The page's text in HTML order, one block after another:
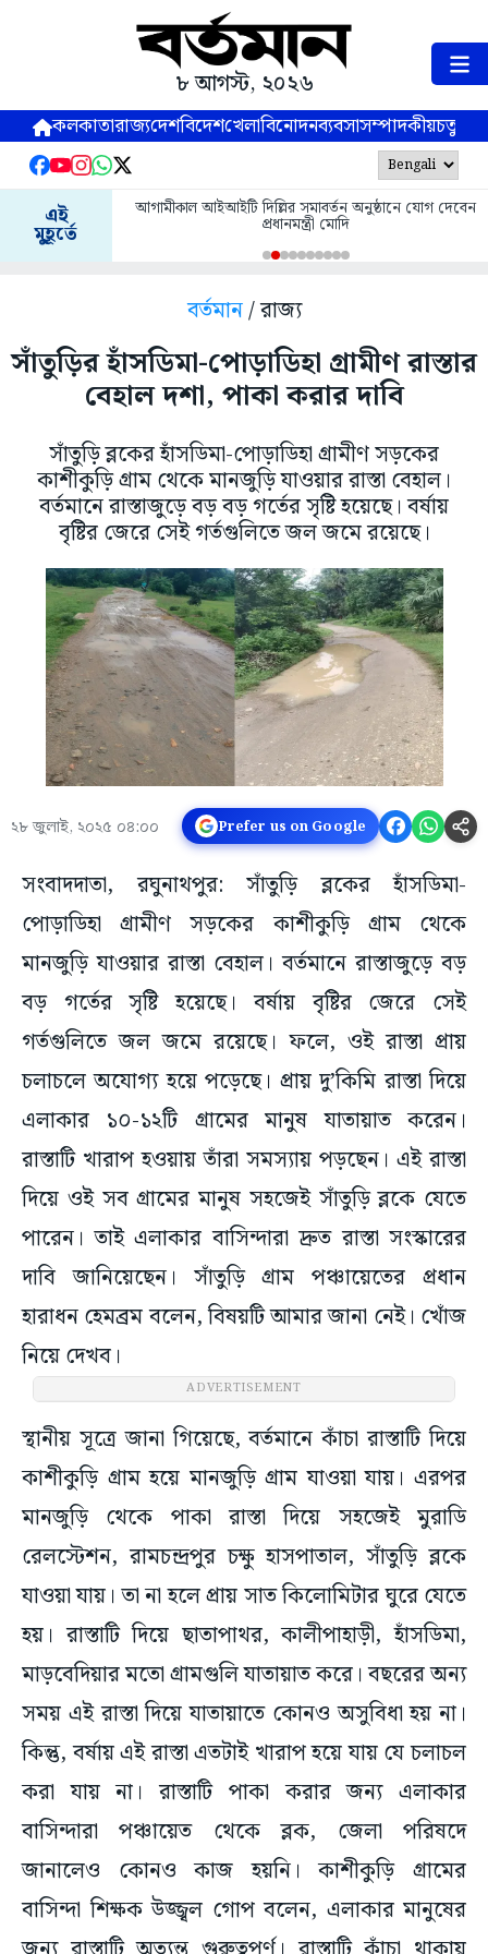
৮ আগস্ট, ২০২৬
কলকাতারাজ্যদেশবিদেশখেলাবিনোদনব্যবসাসম্পাদকীয়
এই
মুহূর্তে
আগামীকাল আইআইটি দিল্লির সমাবর্তন অনুষ্ঠানে যোগ দেবেন
প্রধানমন্ত্রী মোদি
বর্তমান/ রাজ্য
সাঁতুড়ির হাঁসডিমা-পোড়াডিহা গ্রামীণ রাস্তার
বেহাল দশা, পাকা করার দাবি
সাঁতুড়ি ব্লকের হাঁসডিমা-পোড়াডিহা গ্রামীণ সড়কের
কাশীকুড়ি গ্রাম থেকে মানজুড়ি যাওয়ার রাস্তা বেহাল।
বর্তমানে রাস্তাজুড়ে বড় বড় গর্তের সৃষ্টি হয়েছে। বর্ষায়
বৃষ্টির জেরে সেই গর্তগুলিতে জল জমে রয়েছে।
২৮ জুলাই, ২০২৫ ০৪:০০ Prefer us on Google
সংবাদদাতা, রঘুনাথপুর: সাঁতুড়ি ব্লকের হাঁসডিমা-
পোড়াডিহা গ্রামীণ সড়কের কাশীকুড়ি গ্রাম থেকে
মানজুড়ি যাওয়ার রাস্তা বেহাল। বর্তমানে রাস্তাজুড়ে বড়
বড় গর্তের সৃষ্টি হয়েছে। বর্ষায় বৃষ্টির জেরে সেই
গর্তগুলিতে জল জমে রয়েছে। ফলে, ওই রাস্তা প্রায়
চলাচলে অযোগ্য হয়ে পড়েছে। প্রায় দু’কিমি রাস্তা দিয়ে
এলাকার ১০-১২টি গ্রামের মানুষ যাতায়াত করেন।
রাস্তাটি খারাপ হওয়ায় তাঁরা সমস্যায় পড়ছেন। এই রাস্তা
দিয়ে ওই সব গ্রামের মানুষ সহজেই সাঁতুড়ি ব্লকে যেতে
পারেন। তাই এলাকার বাসিন্দারা দ্রুত রাস্তা সংস্কারের
দাবি জানিয়েছেন। সাঁতুড়ি গ্রাম পঞ্চায়েতের প্রধান
হারাধন হেমব্রম বলেন, বিষয়টি আমার জানা নেই। খোঁজ
নিয়ে দেখব।
ADVERTISEMENT
স্থানীয় সূত্রে জানা গিয়েছে, বর্তমানে কাঁচা রাস্তাটি দিয়ে
কাশীকুড়ি গ্রাম হয়ে মানজুড়ি গ্রাম যাওয়া যায়। এরপর
মানজুড়ি থেকে পাকা রাস্তা দিয়ে সহজেই মুরাডি
রেলস্টেশন, রামচন্দ্রপুর চক্ষু হাসপাতাল, সাঁতুড়ি ব্লকে
যাওয়া যায়। তা না হলে প্রায় সাত কিলোমিটার ঘুরে যেতে
হয়। রাস্তাটি দিয়ে ছাতাপাথর, কালীপাহাড়ী, হাঁসডিমা,
মাড়বেদিয়ার মতো গ্রামগুলি যাতায়াত করে। বছরের অন্য
সময় এই রাস্তা দিয়ে যাতায়াতে কোনও অসুবিধা হয় না।
কিন্তু, বর্ষায় এই রাস্তা এতটাই খারাপ হয়ে যায় যে চলাচল
করা যায় না। রাস্তাটি পাকা করার জন্য এলাকার
বাসিন্দারা পঞ্চায়েত থেকে ব্লক, জেলা পরিষদে
জানালেও কোনও কাজ হয়নি। কাশীকুড়ি গ্রামের
বাসিন্দা শিক্ষক উজ্জ্বল গোপ বলেন, এলাকার মানুষের